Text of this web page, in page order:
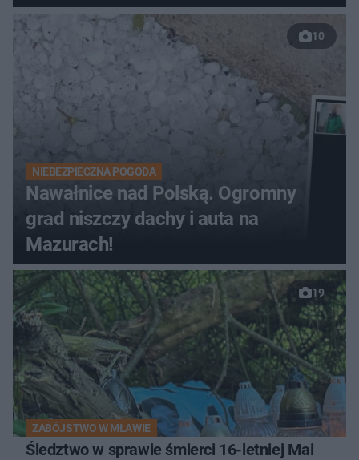
10
NIEBEZPIECZNA POGODA
Nawałnice nad Polską. Ogromny
grad niszczy dachy i auta na
Mazurach!
19
ZABÓJSTWO W MŁAWIE
Śledztwo w sprawie śmierci 16-letniej Mai